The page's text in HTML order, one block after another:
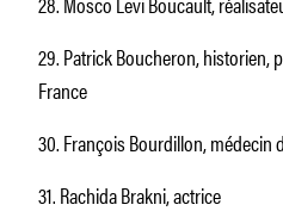
29. Patrick Boucheron, historien,
France
30. François Bourdillon, médecin
31. Rachida Brakni, actrice